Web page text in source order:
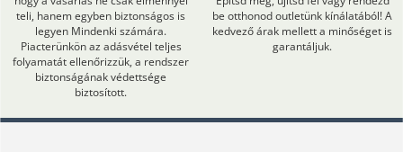
teli, hanem egyben biztonságos is
legyen Mindenki számára.
Piacterünkön az adásvétel teljes
folyamatát ellenőrizzük, a rendszer
biztonságának védettsége
biztosított.
be otthonod outletünk kínálatából! A
kedvező árak mellett a minőséget is
garantáljuk.